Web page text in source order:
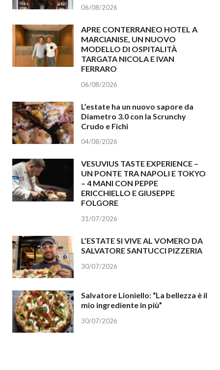
06/08/2026
APRE CONTERRANEO HOTEL A
MARCIANISE, UN NUOVO
MODELLO DI OSPITALITÀ
TARGATA NICOLA E IVAN
FERRARO
06/08/2026
L’estate ha un nuovo sapore da
Diametro 3.0 con la Scrunchy
Crudo e Fichi
04/08/2026
VESUVIUS TASTE EXPERIENCE –
UN PONTE TRA NAPOLI E TOKYO
– 4 MANI CON PEPPE
ERICCHIELLO E GIUSEPPE
FOLGORE
31/07/2026
L’ESTATE SI VIVE AL VOMERO DA
SALVATORE SANTUCCI PIZZERIA
30/07/2026
Salvatore Lioniello: “La bellezza è il
mio ingrediente in più”
30/07/2026